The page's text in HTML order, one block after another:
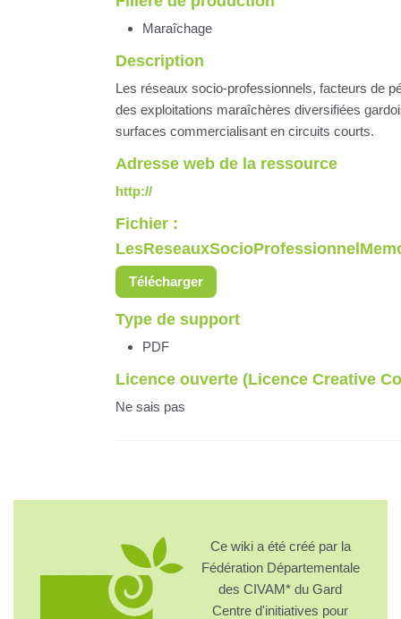
Maraîchage
Description
Les réseaux socio-professionnels, facteurs de
des exploitations maraîchères diversifiées
surfaces commercialisant en circuits courts.
Adresse web de la ressource
http://
Fichier :
Télécharger
Type de support
PDF
Licence ouverte (Licence Creative
Ne sais pas
Ce wiki a été créé par la
Fédération Départementale
des CIVAM* du Gard
Centre d'initiatives pour